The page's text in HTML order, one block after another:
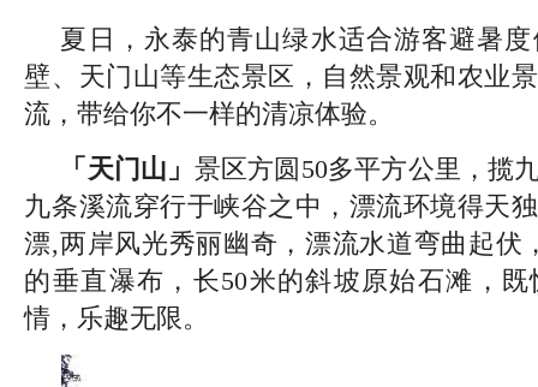
夏日，永泰的青山绿水适合游客避暑
壁、天门山等生态景区，自然景观和农业
流，带给你不一样的清凉体验。
「天门山」 景区方圆50多平方公里，揽
九条溪流穿行于峡谷之中，漂流环境得天
漂,两岸风光秀丽幽奇，漂流水道弯曲起伏
的垂直瀑布，长50米的斜坡原始石滩，
情，乐趣无限。